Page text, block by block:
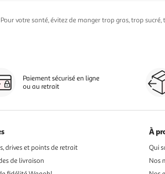
Pour votre santé, évitez de manger trop gras, trop
Paiement sécurisé en ligne
ou au retrait
drives et points de retrait
de livraison
À
Qui
Nos